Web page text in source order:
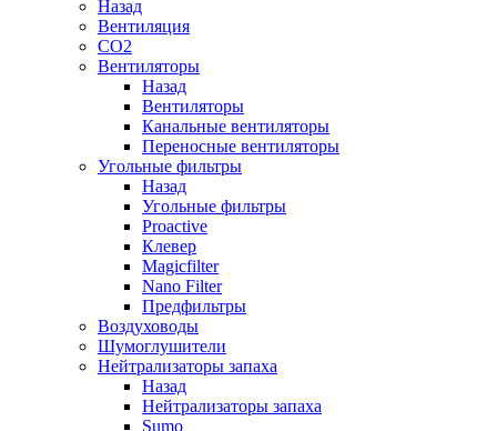
Назад
Вентиляция
СО2
Вентиляторы
Назад
Вентиляторы
Канальные вентиляторы
Переносные вентиляторы
Угольные фильтры
Назад
Угольные фильтры
Proactive
Клевер
Magicfilter
Nano Filter
Предфильтры
Воздуховоды
Шумоглушители
Нейтрализаторы запаха
Назад
Нейтрализаторы запаха
Sumo